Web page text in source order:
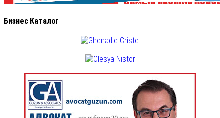
Бизнес Каталог